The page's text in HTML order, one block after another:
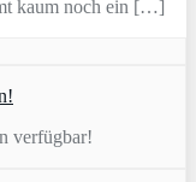
kaum noch ein […]
verfügbar!